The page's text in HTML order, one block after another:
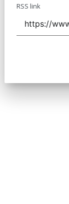
RSS link